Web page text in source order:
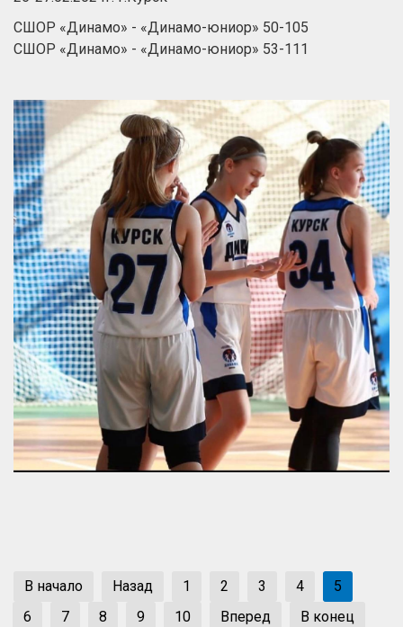
СШОР «Динамо» - «Динамо-юниор» 50-105
СШОР «Динамо» - «Динамо-юниор» 53-111
В начало Назад 1 2 3 4
5
6
7 8 9 10 Вперед В конец